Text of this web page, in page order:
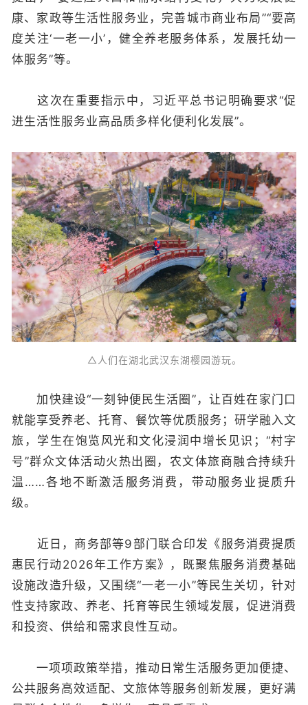
康、家政等生活性服务业，完善城市商业布局”“要高
度关注‘一老一小’，健全养老服务体系，发展托幼一
体服务”等。
这次在重要指示中，习近平总书记明确要求“促
进生活性服务业高品质多样化便利化发展”。
△人们在湖北武汉东湖樱园游玩。
加快建设“一刻钟便民生活圈”，让百姓在家门口
就能享受养老、托育、餐饮等优质服务；研学融入文
旅，学生在饱览风光和文化浸润中增长见识；“村字
号”群众文体活动火热出圈，农文体旅商融合持续升
温……各地不断激活服务消费，带动服务业提质升
级。
近日，商务部等9部门联合印发《服务消费提质
惠民行动2026年工作方案》，既聚焦服务消费基础
设施改造升级，又围绕“一老一小”等民生关切，针对
性支持家政、养老、托育等民生领域发展，促进消费
和投资、供给和需求良性互动。
一项项政策举措，推动日常生活服务更加便捷、
公共服务高效适配、文旅体等服务创新发展，更好满